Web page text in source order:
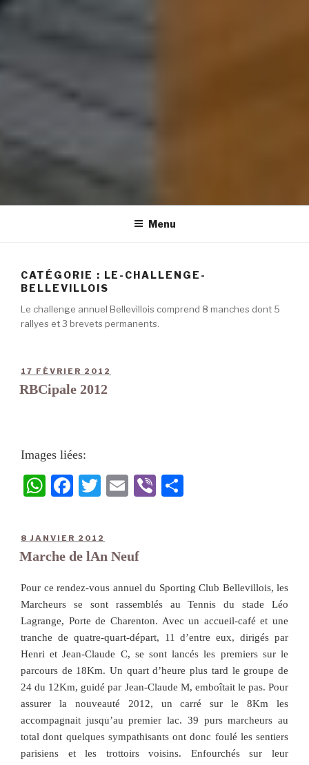
Menu
CATÉGORIE : LE-CHALLENGE-
BELLEVILLOIS
Le challenge annuel Bellevillois comprend 8 manches dont 5
rallyes et 3 brevets permanents.
17 FÉVRIER 2012
RBCipale 2012
Images liées:
W
ts
A
Fa
bo
ok
T
tte
r
E
Vi
8 JANVIER 2012
Marche de lAn Neuf
Pour ce rendez-vous annuel du Sporting Club Bellevillois, les
Marcheurs se sont rassemblés au Tennis du stade Léo
Lagrange, Porte de Charenton. Avec un accueil-café et une
tranche de quatre-quart-départ, 11 d’entre eux, dirigés par
Henri et Jean-Claude C, se sont lancés les premiers sur le
parcours de 18Km. Un quart d’heure plus tard le groupe de
24 du 12Km, guidé par Jean-Claude M, emboîtait le pas. Pour
assurer la nouveauté 2012, un carré sur le 8Km les
accompagnait jusqu’au premier lac. 39 purs marcheurs au
total dont quelques sympathisants ont donc foulé les sentiers
parisiens et les trottoirs voisins. Enfourchés sur leur